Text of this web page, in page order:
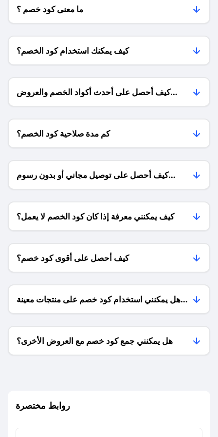
ما معنى كود خصم ؟
كيف يمكنك استخدام كود الخصم؟
كيف أحصل على أحدث أكواد الخصم والعروض
للمتاجر؟
كم مدة صلاحية كود الخصم؟
كيف أحصل على توصيل مجاني أو بدون رسوم
الشحن ؟
كيف يمكنني معرفة إذا كان كود الخصم لا يعمل؟
كيف أحصل على أقوى كود خصم؟
هل يمكنني استخدام كود خصم على منتجات معينة
فقط؟
هل يمكنني جمع كود خصم مع العروض الأخرى؟
روابط مختصرة